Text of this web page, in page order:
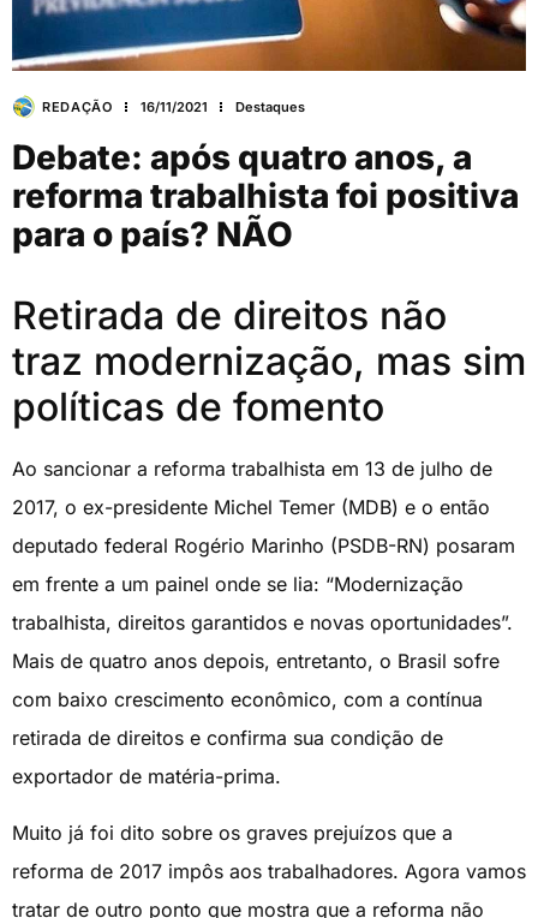
REDAÇÃO 16/11/2021 Destaques
Debate: após quatro anos, a
reforma trabalhista foi positiva
para o país? NÃO
Retirada de direitos não
traz modernização, mas sim
políticas de fomento
Ao sancionar a reforma trabalhista em 13 de julho de
2017, o ex-presidente Michel Temer (MDB) e o então
deputado federal Rogério Marinho (PSDB-RN) posaram
em frente a um painel onde se lia: “Modernização
trabalhista, direitos garantidos e novas oportunidades”.
Mais de quatro anos depois, entretanto, o Brasil sofre
com baixo crescimento econômico, com a contínua
retirada de direitos e confirma sua condição de
exportador de matéria-prima.
Muito já foi dito sobre os graves prejuízos que a
reforma de 2017 impôs aos trabalhadores. Agora vamos
tratar de outro ponto que mostra que a reforma não